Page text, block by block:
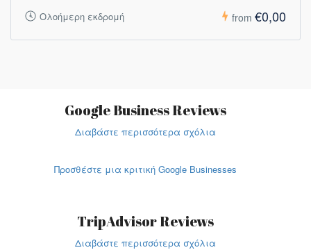
Ολοήμερη εκδρομή from €0,00
Google Business Reviews
Διαβάστε περισσότερα σχόλια
Προσθέστε μια κριτική Google Businesses
TripAdvisor Reviews
Διαβάστε περισσότερα σχόλια